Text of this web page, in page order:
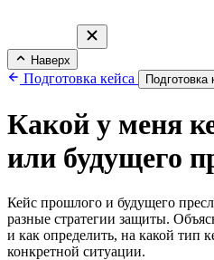
Наверх
Подготовка кейса Подготовка
Какой у меня
или будущего
Кейс прошлого и будущего
разные стратегии защиты.
и как определить, на какой тип
конкретной ситуации.